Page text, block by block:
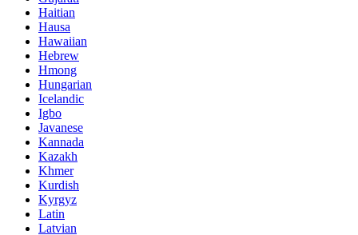
Haitian
Hausa
Hawaiian
Hebrew
Hmong
Hungarian
Icelandic
Igbo
Javanese
Kannada
Kazakh
Khmer
Kurdish
Kyrgyz
Latin
Latvian